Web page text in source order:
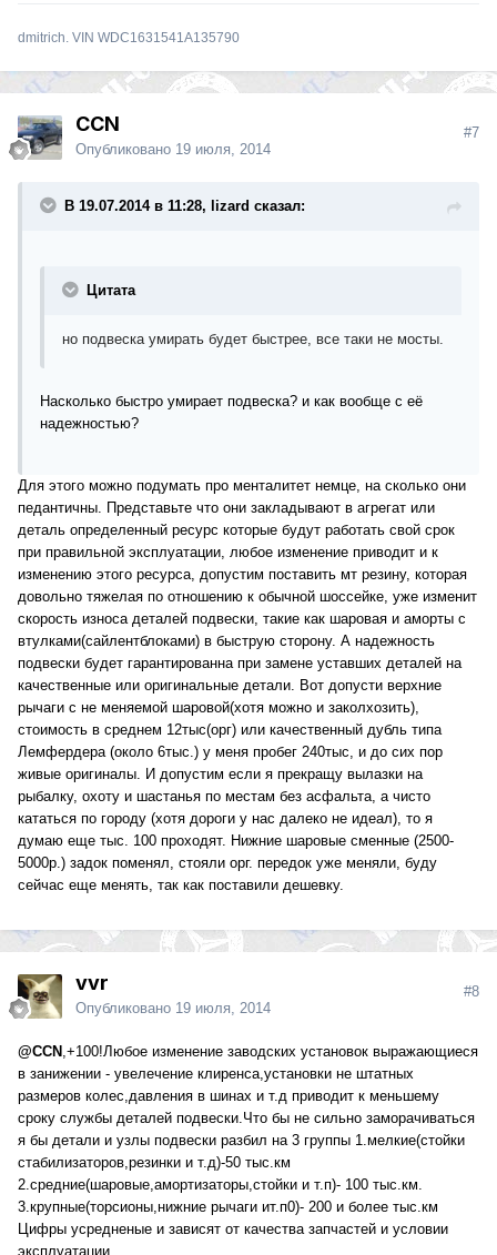
dmitrich. VIN WDC1631541A135790
CCN
Опубликовано 19 июля, 2014
#7
В 19.07.2014 в 11:28, lizard сказал:
Цитата
но подвеска умирать будет быстрее, все таки не мосты.
Насколько быстро умирает подвеска? и как вообще с её
надежностью?
Для этого можно подумать про менталитет немце, на сколько они
педантичны. Представьте что они закладывают в агрегат или
деталь определенный ресурс которые будут работать свой срок
при правильной эксплуатации, любое изменение приводит и к
изменению этого ресурса, допустим поставить мт резину, которая
довольно тяжелая по отношению к обычной шоссейке, уже изменит
скорость износа деталей подвески, такие как шаровая и аморты с
втулками(сайлентблоками) в быструю сторону. А надежность
подвески будет гарантированна при замене уставших деталей на
качественные или оригинальные детали. Вот допусти верхние
рычаги с не меняемой шаровой(хотя можно и заколхозить),
стоимость в среднем 12тыс(орг) или качественный дубль типа
Лемфердера (около 6тыс.) у меня пробег 240тыс, и до сих пор
живые оригиналы. И допустим если я прекращу вылазки на
рыбалку, охоту и шастанья по местам без асфальта, а чисто
кататься по городу (хотя дороги у нас далеко не идеал), то я
думаю еще тыс. 100 проходят. Нижние шаровые сменные (2500-
5000р.) задок поменял, стояли орг. передок уже меняли, буду
сейчас еще менять, так как поставили дешевку.
vvr
Опубликовано 19 июля, 2014
#8
@CCN ,+100!Любое изменение заводских установок выражающиеся
в занижении - увелечение клиренса,установки не штатных
размеров колес,давления в шинах и т.д приводит к меньшему
сроку службы деталей подвески.Что бы не сильно заморачиваться
я бы детали и узлы подвески разбил на 3 группы 1.мелкие(стойки
стабилизаторов,резинки и т.д)-50 тыс.км
2.средние(шаровые,амортизаторы,стойки и т.п)- 100 тыс.км.
3.крупные(торсионы,нижние рычаги ит.п0)- 200 и более тыс.км
Цифры усредненые и зависят от качества запчастей и условии
эксплуатации.